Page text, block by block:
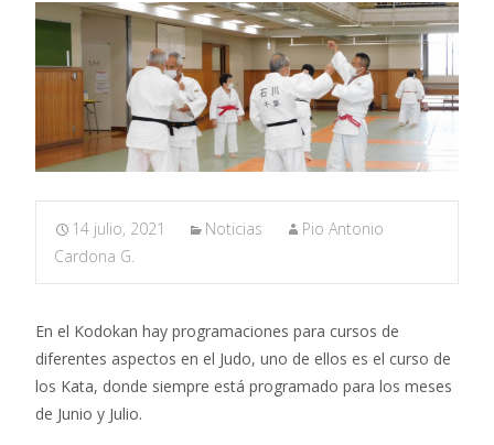
14 julio, 2021 Noticias
Pio Antonio
Cardona G.
En el Kodokan hay programaciones para cursos de
diferentes aspectos en el Judo, uno de ellos es el curso de
los Kata, donde siempre está programado para los meses
de Junio y Julio.